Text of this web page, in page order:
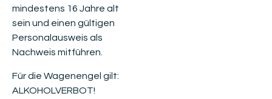
mindestens 16 Jahre alt
sein und einen gültigen
Personalausweis als
Nachweis mitführen.
Für die Wagenengel gilt:
ALKOHOLVERBOT!